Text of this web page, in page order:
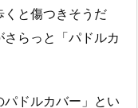
くと傷つきそうだ
らっと「パドルカ
ドルカバー」とい